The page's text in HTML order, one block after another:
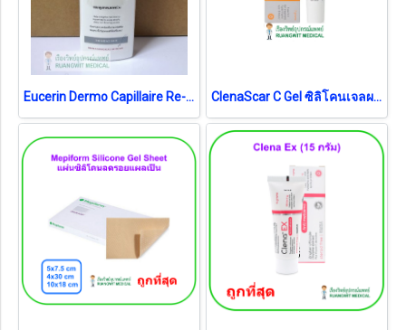
Eucerin Dermo Capillaire Re-Vitalizing Sampoo ClenaScar C Gel ซิลิโคนเจลผสมวิตามินซี รักษาแผลเป็นด่างดำ หลุมสิว คีลอยด์ 7g